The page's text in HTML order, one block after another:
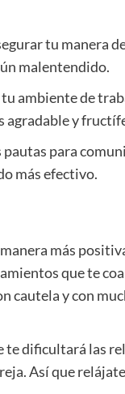
tu manera
malentendido.
ambiente de
agradable y
para
más efectivo.
más
que te
cautela y con
te dificultará las
Así que